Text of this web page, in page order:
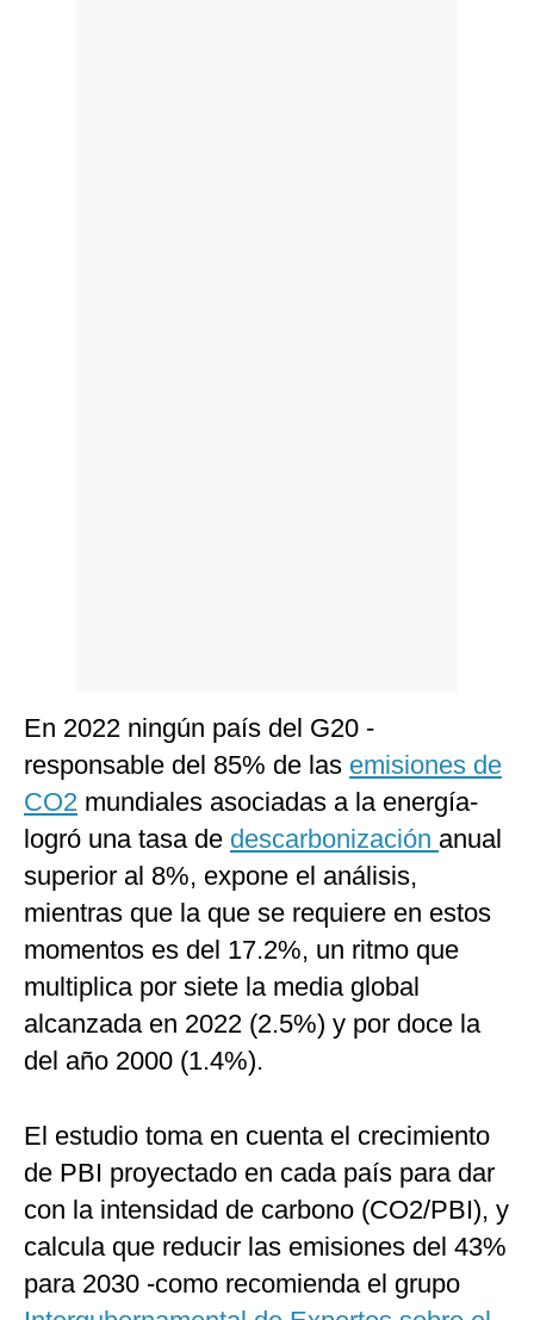
En 2022 ningún país del G20 -
responsable del 85% de las emisiones de
CO2 mundiales asociadas a la energía-
logró una tasa de descarbonización anual
superior al 8%, expone el análisis,
mientras que la que se requiere en estos
momentos es del 17.2%, un ritmo que
multiplica por siete la media global
alcanzada en 2022 (2.5%) y por doce la
del año 2000 (1.4%).
El estudio toma en cuenta el crecimiento
de PBI proyectado en cada país para dar
con la intensidad de carbono (CO2/PBI), y
calcula que reducir las emisiones del 43%
para 2030 -como recomienda el grupo